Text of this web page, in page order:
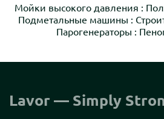
Мойки высокого давления :
Подметальные машины :
Парогенераторы :
Lavor — Simply